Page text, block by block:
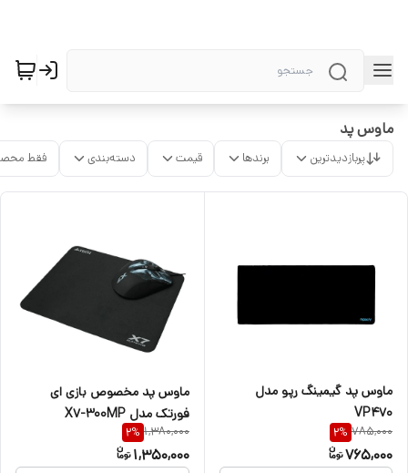
ماوس پد
پربازدیدترین برندها قیمت دسته‌بندی فقط
ماوس پد گیمینگ رپو مدل
VP470
785,000
2%
765,000
ماوس پد مخصوص بازی ای
فورتک مدل X7-300MP
1,380,000
2%
1,350,000